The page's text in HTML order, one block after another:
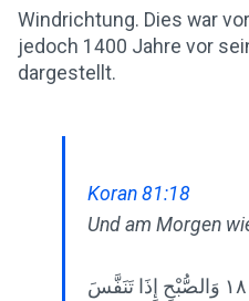
Windrichtung. Dies war
jedoch 1400 Jahre vor
dargestellt.
Koran 81:18
Und am Morgen
١٨ وَالصُّبْحِ إِذَا تَنَفَّسَ